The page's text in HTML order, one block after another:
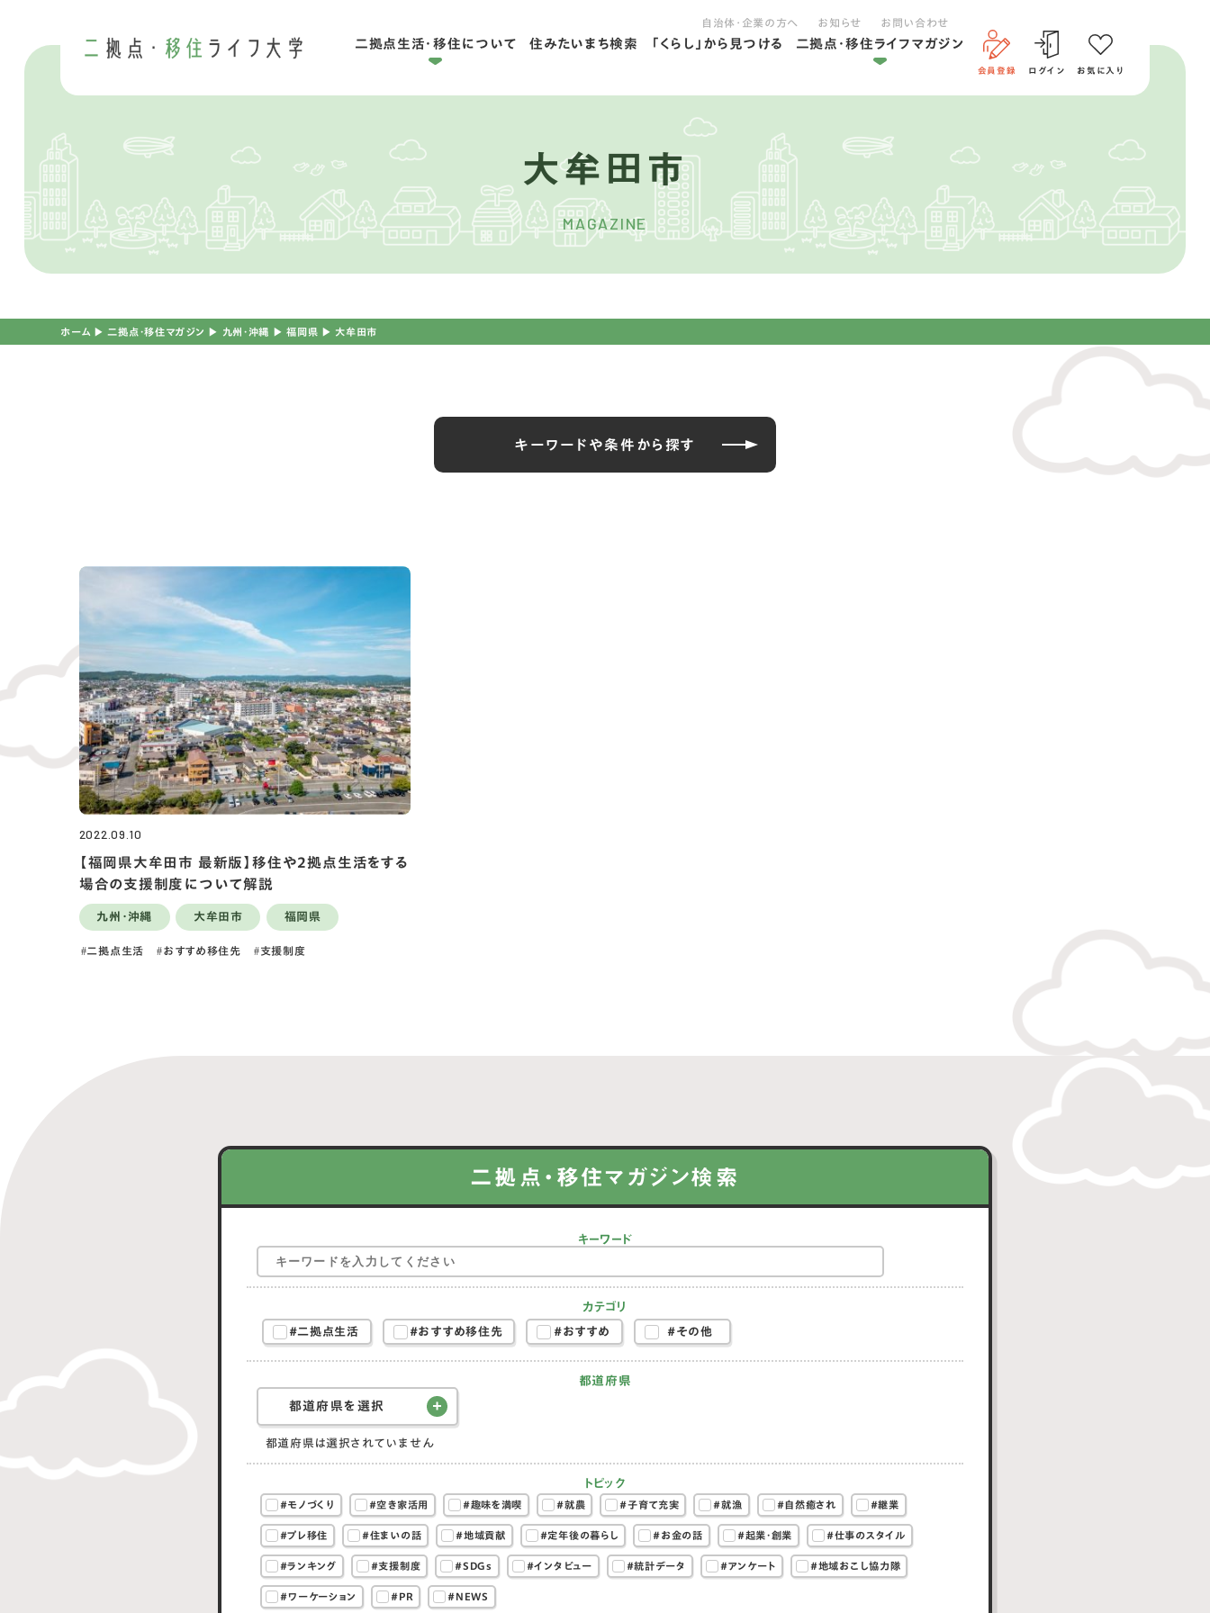
自治体・企業の方へ お知らせ お問い合わせ
二拠点生活・移住について
二拠点ライフを学ぶ
移住ライフを学ぶ
住みたいまち検索 「くらし」から見つける 二拠点・移住ライフマガジン
二拠点ライフ
移住ライフ
会員登録 ログイン お気に入り
大牟田市
MAGAZINE
ホーム ▶︎ 二拠点・移住マガジン ▶︎ 九州・沖縄 ▶︎福岡県 ▶︎ 大牟田市
キーワードや条件から探す
2022.09.10
【福岡県大牟田市 最新版】移住や2拠点生活をする
場合の支援制度について解説
九州・沖縄 大牟田市 福岡県
二拠点生活 おすすめ移住先 支援制度
二拠点・移住マガジン検索
キーワード
カテゴリ
#二拠点生活
#おすすめ移住先 #おすすめ #その他
都道府県
都道府県を選択
都道府県は選択されていません
トピック
#モノづくり #空き家活用 #趣味を満喫 #就農 #子育て充実 #就漁 #自然癒され #継業
#プレ移住 #住まいの話 #地域貢献 #定年後の暮らし #お金の話 #起業・創業 #仕事のスタイル
#ランキング #支援制度 #SDGs #インタビュー #統計データ #アンケート #地域おこし協力隊
#ワーケーション #PR #NEWS